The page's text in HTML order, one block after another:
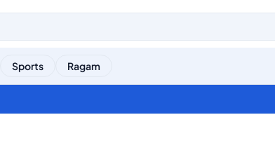
Sports Ragam